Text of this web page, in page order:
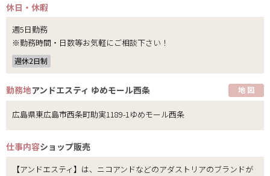
休日・休暇
週5日勤務
※勤務時間・日数等お気軽にご相談下さい！
週休2日制
勤務地アンドエスティ ゆめモール西条 地 図
広島県東広島市西条町助実1189-1ゆめモール西条
仕事内容ショップ販売
【アンドエスティ】は、ニコアンドなどのアダストリアのブランドが